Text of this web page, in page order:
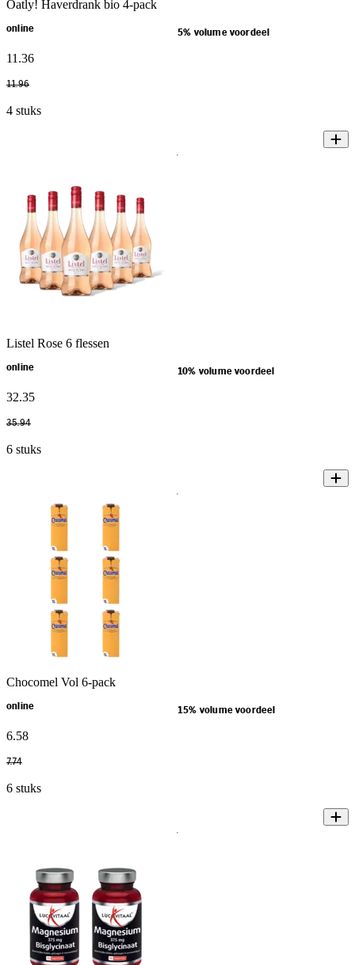
Oatly! Haverdrank bio 4-pack
online 5% volume voordeel
11 .36
11.96
4 stuks
Listel Rose 6 flessen
online 10% volume voordeel
32.35
35.94
6 stuks
Chocomel Vol 6-pack
online 15% volume voordeel
6.58
7.74
6 stuks